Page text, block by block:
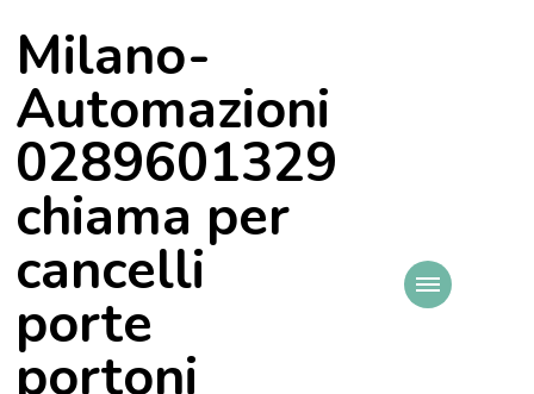
Milano-
Automazioni
0289601329
chiama per
cancelli
porte
portoni